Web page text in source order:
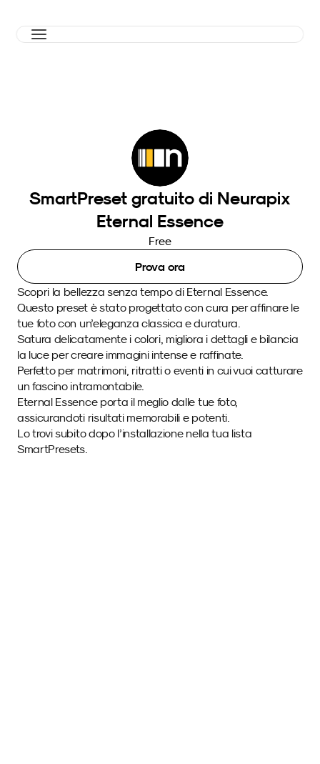
SmartPreset gratuito di Neurapix
Eternal Essence
Free
Prova ora
Scopri la bellezza senza tempo di Eternal Essence.
Questo preset è stato progettato con cura per affinare le
tue foto con un’eleganza classica e duratura.
Satura delicatamente i colori, migliora i dettagli e bilancia
la luce per creare immagini intense e raffinate.
Perfetto per matrimoni, ritratti o eventi in cui vuoi catturare
un fascino intramontabile.
Eternal Essence porta il meglio dalle tue foto,
assicurandoti risultati memorabili e potenti.
Lo trovi subito dopo l’installazione nella tua lista
SmartPresets.